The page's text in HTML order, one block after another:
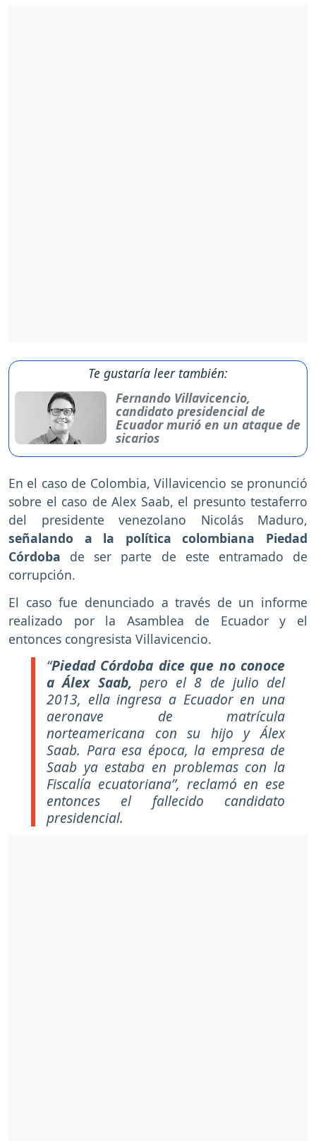
Te gustaría leer también:
Fernando Villavicencio,
candidato presidencial de
Ecuador murió en un ataque de
sicarios
En el caso de Colombia, Villavicencio se pronunció
sobre el caso de Alex Saab, el presunto testaferro
del presidente venezolano Nicolás Maduro,
señalando a la política colombiana Piedad
Córdoba de ser parte de este entramado de
corrupción.
El caso fue denunciado a través de un informe
realizado por la Asamblea de Ecuador y el
entonces congresista Villavicencio.
“Piedad Córdoba dice que no conoce
a Álex Saab, pero el 8 de julio del
2013, ella ingresa a Ecuador en una
aeronave de matrícula
norteamericana con su hijo y Álex
Saab. Para esa época, la empresa de
Saab ya estaba en problemas con la
Fiscalía ecuatoriana”, reclamó en ese
entonces el fallecido candidato
presidencial.